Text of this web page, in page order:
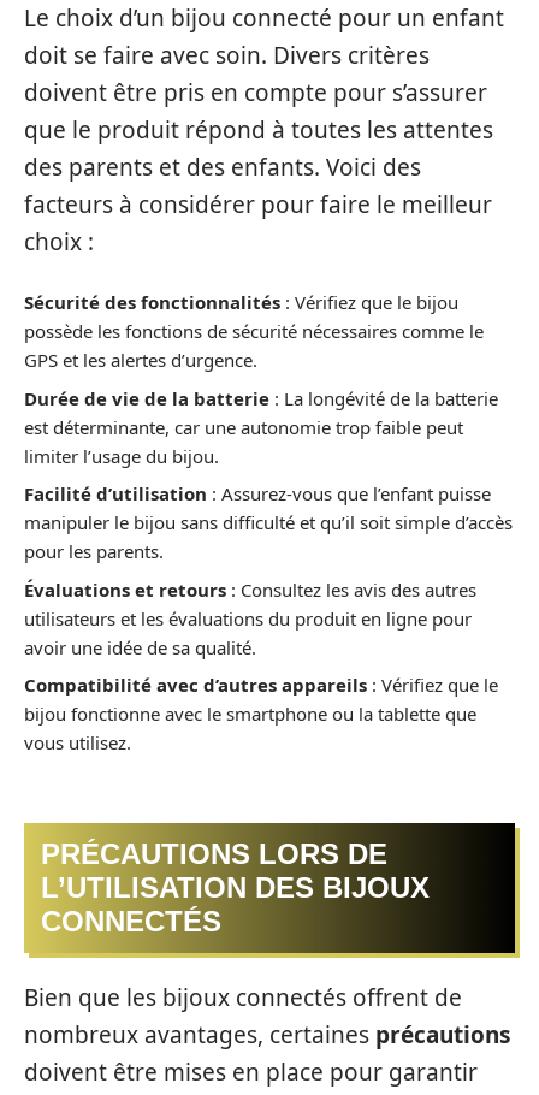
Le choix d’un bijou connecté pour un enfant
doit se faire avec soin. Divers critères
doivent être pris en compte pour s’assurer
que le produit répond à toutes les attentes
des parents et des enfants. Voici des
facteurs à considérer pour faire le meilleur
choix :
Sécurité des fonctionnalités : Vérifiez que le bijou
possède les fonctions de sécurité nécessaires comme le
GPS et les alertes d’urgence.
Durée de vie de la batterie : La longévité de la batterie
est déterminante, car une autonomie trop faible peut
limiter l’usage du bijou.
Facilité d’utilisation : Assurez-vous que l’enfant puisse
manipuler le bijou sans difficulté et qu’il soit simple d’accès
pour les parents.
Évaluations et retours : Consultez les avis des autres
utilisateurs et les évaluations du produit en ligne pour
avoir une idée de sa qualité.
Compatibilité avec d’autres appareils : Vérifiez que le
bijou fonctionne avec le smartphone ou la tablette que
vous utilisez.
PRÉCAUTIONS LORS DE
L’UTILISATION DES BIJOUX
CONNECTÉS
Bien que les bijoux connectés offrent de
nombreux avantages, certaines précautions
doivent être mises en place pour garantir